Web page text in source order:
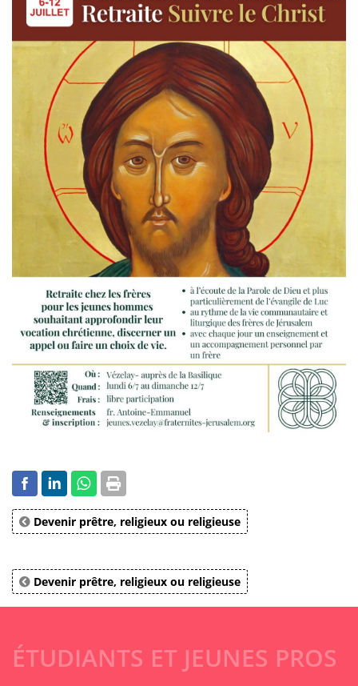
Devenir prêtre, religieux ou religieuse
Devenir prêtre, religieux ou religieuse
ÉTUDIANTS ET JEUNES PROS